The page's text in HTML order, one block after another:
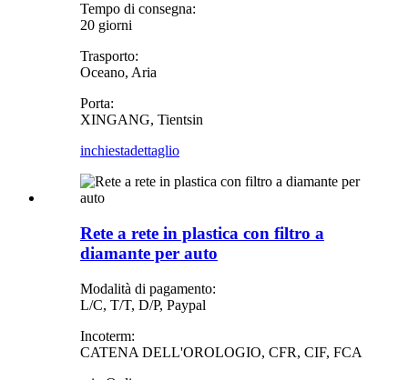
Tempo di consegna:
20 giorni
Trasporto:
Oceano, Aria
Porta:
XINGANG, Tientsin
inchiestadettaglio
Rete a rete in plastica con filtro a
diamante per auto
Modalità di pagamento:
L/C, T/T, D/P, Paypal
Incoterm:
CATENA DELL'OROLOGIO, CFR, CIF, FCA